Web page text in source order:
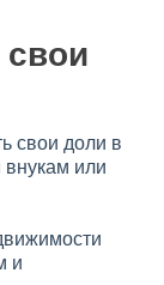
свои доли в
или
и